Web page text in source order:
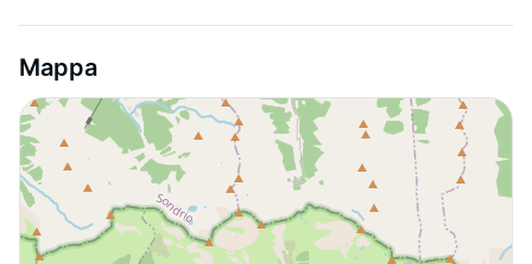
Mappa